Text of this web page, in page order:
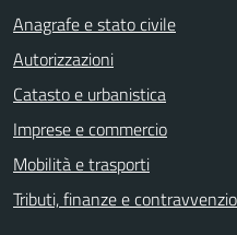
Anagrafe e stato civile
Autorizzazioni
Catasto e urbanistica
Imprese e commercio
Mobilità e trasporti
Tributi, finanze e